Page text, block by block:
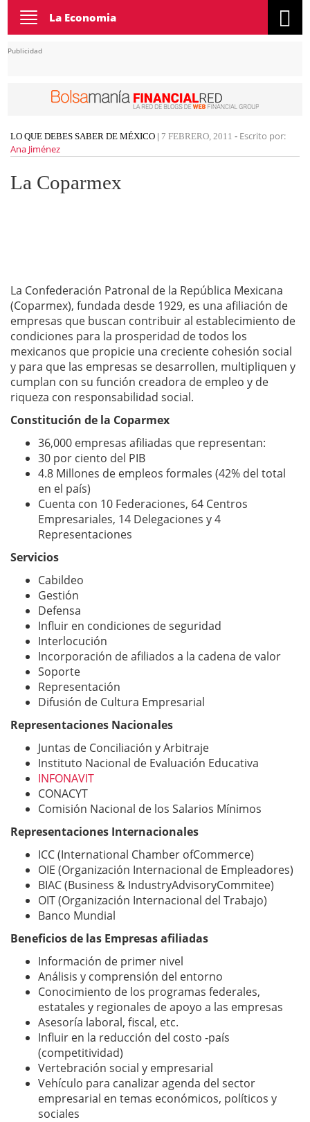
Toggle
navigation
La Economia
Publicidad
LO QUE DEBES SABER DE MÉXICO | 7 FEBRERO, 2011 - Escrito por:
Ana Jiménez
La Coparmex
La Confederación Patronal de la República Mexicana
(Coparmex), fundada desde 1929, es una afiliación de
empresas que buscan contribuir al establecimiento de
condiciones para la prosperidad de todos los
mexicanos que propicie una creciente cohesión social
y para que las empresas se desarrollen, multipliquen y
cumplan con su función creadora de empleo y de
riqueza con responsabilidad social.
Constitución de la Coparmex
36,000 empresas afiliadas que representan:
30 por ciento del PIB
4.8 Millones de empleos formales (42% del total
en el país)
Cuenta con 10 Federaciones, 64 Centros
Empresariales, 14 Delegaciones y 4
Representaciones
Servicios
Cabildeo
Gestión
Defensa
Influir en condiciones de seguridad
Interlocución
Incorporación de afiliados a la cadena de valor
Soporte
Representación
Difusión de Cultura Empresarial
Representaciones Nacionales
Juntas de Conciliación y Arbitraje
Instituto Nacional de Evaluación Educativa
INFONAVIT
CONACYT
Comisión Nacional de los Salarios Mínimos
Representaciones Internacionales
ICC (International Chamber ofCommerce)
OIE (Organización Internacional de Empleadores)
BIAC (Business & IndustryAdvisoryCommitee)
OIT (Organización Internacional del Trabajo)
Banco Mundial
Beneficios de las Empresas afiliadas
Información de primer nivel
Análisis y comprensión del entorno
Conocimiento de los programas federales,
estatales y regionales de apoyo a las empresas
Asesoría laboral, fiscal, etc.
Influir en la reducción del costo -país
(competitividad)
Vertebración social y empresarial
Vehículo para canalizar agenda del sector
empresarial en temas económicos, políticos y
sociales